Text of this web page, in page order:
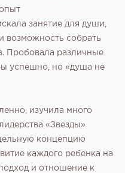
занятие для души,
возможность собрать
Пробовала различные
успешно, но «душа не
изучила много
«Звезды»
концепцию
каждого ребенка на
и отношение к